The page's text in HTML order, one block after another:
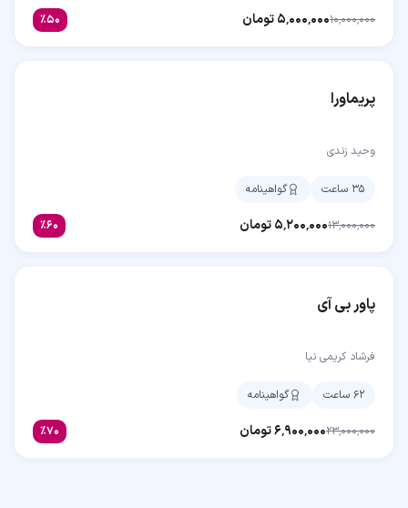
۱۰٬۰۰۰٬۰۰۰۵٬۰۰۰٬۰۰۰تومان ٪۵۰
پریماورا
وحید زندی
۳۵ ساعت گواهینامه
۱۳٬۰۰۰٬۰۰۰۵٬۲۰۰٬۰۰۰تومان ٪۶۰
پاور بی آی
فرشاد کریمی نیا
۶۲ ساعت گواهینامه
۲۳٬۰۰۰٬۰۰۰۶٬۹۰۰٬۰۰۰تومان ٪۷۰